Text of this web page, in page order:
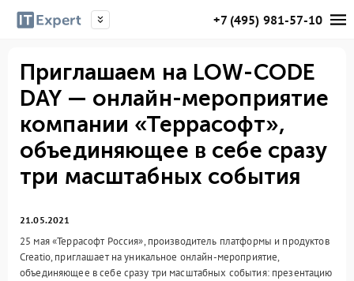
+7 (495) 981-57-10
Приглашаем на LOW-CODE
DAY — онлайн-мероприятие
компании «Террасофт»,
объединяющее в себе сразу
три масштабных события
21.05.2021
25 мая «Террасофт Россия», производитель платформы и продуктов
Creatio, приглашает на уникальное онлайн-мероприятие,
объединяющее в себе сразу три масштабных события: презентацию